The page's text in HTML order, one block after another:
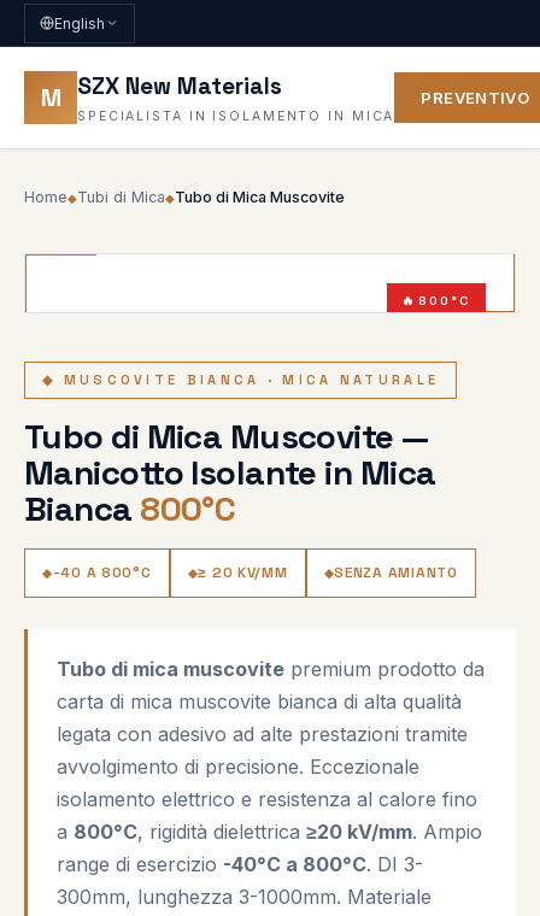
English
M SZX New Materials
SPECIALISTA IN ISOLAMENTO IN MICA
PREVENTIVO
Home◆Tubi di Mica◆Tubo di Mica Muscovite
800°C
◆ MUSCOVITE BIANCA · MICA NATURALE
Tubo di Mica Muscovite —
Manicotto Isolante in Mica
Bianca 800°C
-40 A 800°C ≥ 20 KV/MM SENZA AMIANTO
Tubo di mica muscovite premium prodotto da
carta di mica muscovite bianca di alta qualità
legata con adesivo ad alte prestazioni tramite
avvolgimento di precisione. Eccezionale
isolamento elettrico e resistenza al calore fino
a 800°C, rigidità dielettrica ≥20 kV/mm. Ampio
range di esercizio -40°C a 800°C. DI 3-
300mm, lunghezza 3-1000mm. Materiale